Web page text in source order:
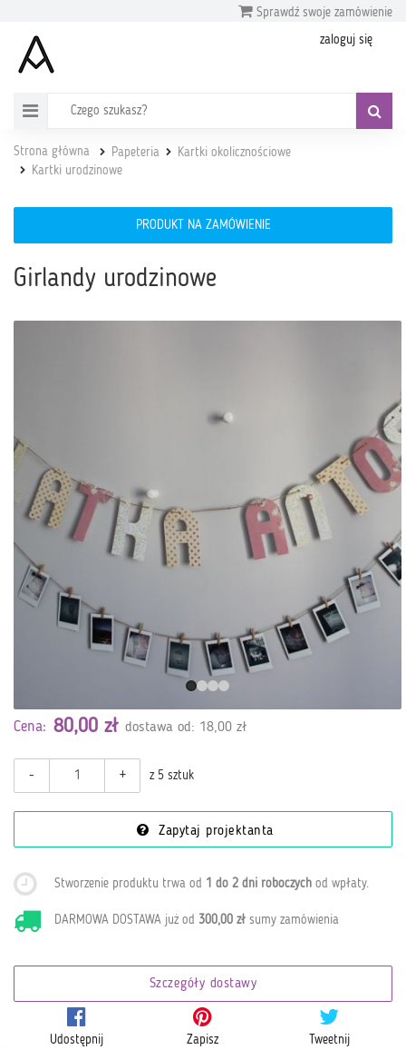
Sprawdź swoje zamówienie
zaloguj się
Strona główna Papeteria
Kartki okolicznościowe
Kartki urodzinowe
PRODUKT NA ZAMÓWIENIE
Girlandy urodzinowe
Cena: 80,00 zł dostawa od: 18,00 zł
- + z 5 sztuk
Zapytaj projektanta
Stworzenie produktu trwa od 1 do 2 dni roboczych od wpłaty.
DARMOWA DOSTAWA już od300,00 zł sumy zamówienia
Szczegóły dostawy
Udostępnij Zapisz Tweetnij